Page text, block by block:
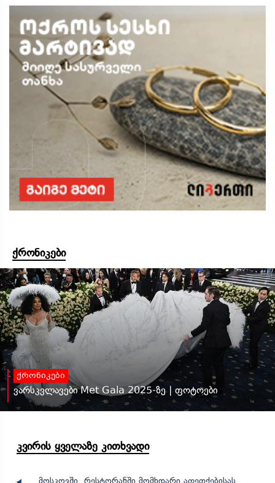
ქრონიკები
ქრონიკები
ვარსკვლავები Met Gala 2025-ზე | ფოტოები
კვირის ყველაზე კითხვადი
მოსკოვში, რესტორანში მომხდარი აფეთქებისას,